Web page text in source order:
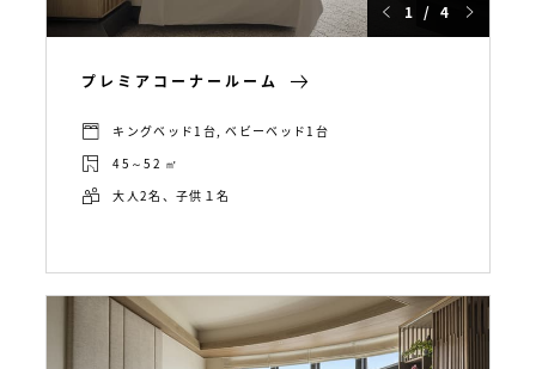
1 / 4
プレミアコーナールーム
キングベッド1台, ベビーベッド1台
45～52 ㎡
大人2名、子供１名